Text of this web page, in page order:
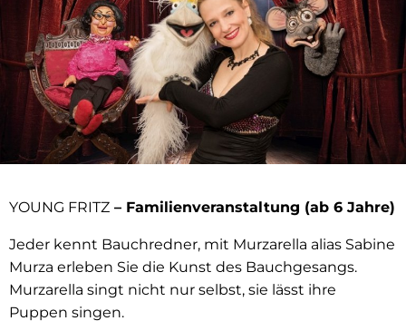
YOUNG FRITZ – Familienveranstaltung (ab 6 Jahre)
Jeder kennt Bauchredner, mit Murzarella alias Sabine
Murza erleben Sie die Kunst des Bauchgesangs.
Murzarella singt nicht nur selbst, sie lässt ihre
Puppen singen.